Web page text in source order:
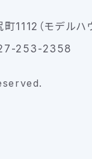
（モデルハ
253-2358